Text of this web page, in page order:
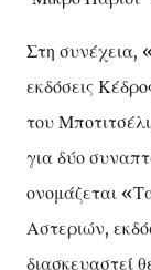
Στη συνέχεια,
εκδόσεις
του
για δύο
ονομάζεται
Αστεριών,
διασκευαστεί